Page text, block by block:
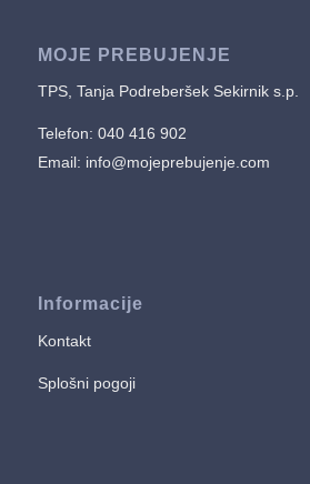
MOJE PREBUJENJE
TPS, Tanja Podreberšek Sekirnik s.p.
Telefon: 040 416 902
Email: info@mojeprebujenje.com
Informacije
Kontakt
Splošni pogoji